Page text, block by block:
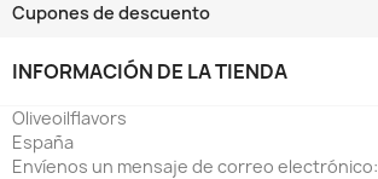
Cupones de descuento
INFORMACIÓN DE LA TIENDA
Oliveoilflavors
España
Envíenos un mensaje de correo electrónico: